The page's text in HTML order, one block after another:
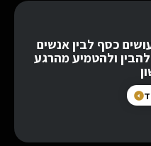
כסף לבין אנשים
ולהטמיע מהרגע